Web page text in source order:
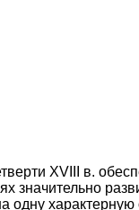
XVIII в.
значительно
одну